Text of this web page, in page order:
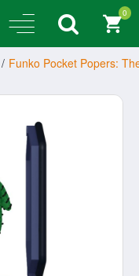
0
Funko Pocket Popers: